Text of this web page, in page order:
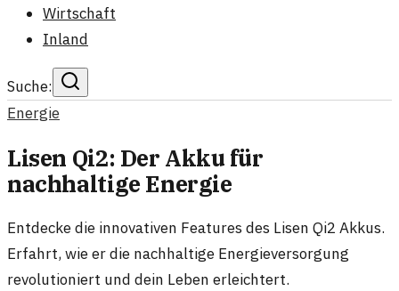
Wirtschaft
Inland
Suche:
Energie
Lisen Qi2: Der Akku für
nachhaltige Energie
Entdecke die innovativen Features des Lisen Qi2 Akkus.
Erfahrt, wie er die nachhaltige Energieversorgung
revolutioniert und dein Leben erleichtert.